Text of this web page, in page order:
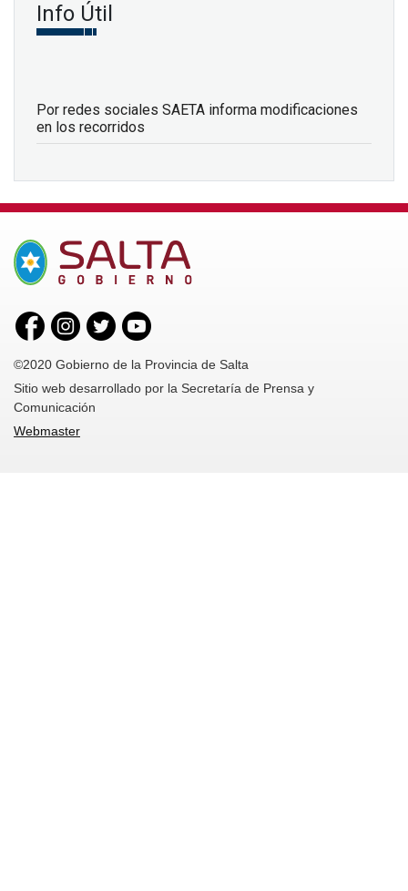
Info Útil
Por redes sociales SAETA informa modificaciones
en los recorridos
©2020 Gobierno de la Provincia de Salta
Sitio web desarrollado por la Secretaría de Prensa y
Comunicación
Webmaster